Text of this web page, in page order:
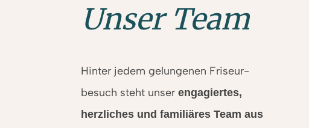
Unser Team
Hinter jedem gelungenen Friseur­­
besuch steht unserengagiertes,
herzliches und familiäres Team aus